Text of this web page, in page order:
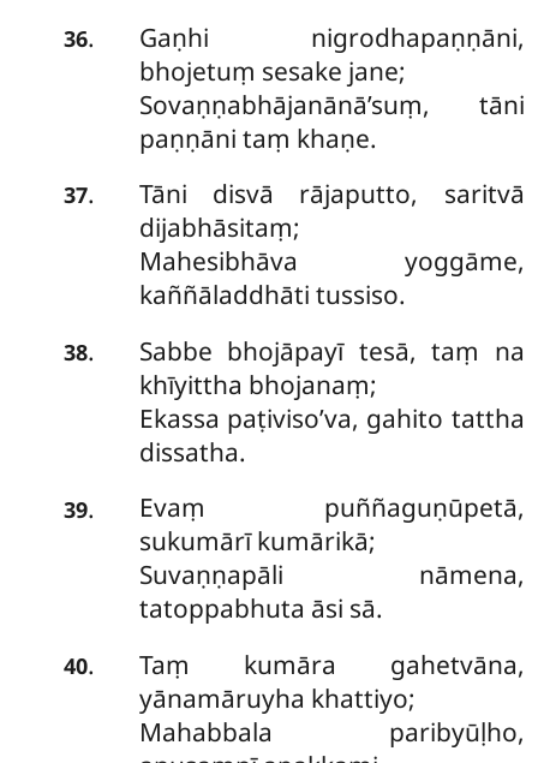
36.
Gaṇhi nigrodhapaṇṇāni,
bhojetuṃ sesake jane;
Sovaṇṇabhājanānā’suṃ, tāni
paṇṇāni taṃ khaṇe.
37.
Tāni disvā rājaputto, saritvā
dijabhāsitaṃ;
Mahesibhāva yoggāme,
kaññāladdhāti tussiso.
38.
Sabbe bhojāpayī tesā, taṃ na
khīyittha bhojanaṃ;
Ekassa paṭiviso’va, gahito tattha
dissatha.
39.
Evaṃ puññaguṇūpetā,
sukumārī kumārikā;
Suvaṇṇapāli nāmena,
tatoppabhuta āsi sā.
40. Taṃ kumāra gahetvāna,
yānamāruyha khattiyo;
Mahabbala paribyūḷho,